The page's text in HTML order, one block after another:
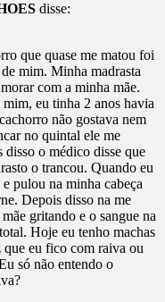
disse:
que quase me matou foi
mim. Minha madrasta
com a minha mãe.
eu tinha 2 anos havia
não gostava nem
no quintal ele me
disso o médico disse que
o trancou. Quando eu
pulou na minha cabeça
Depois disso na me
gritando e o sangue na
Hoje eu tenho machas
que eu fico com raiva ou
só não entendo o